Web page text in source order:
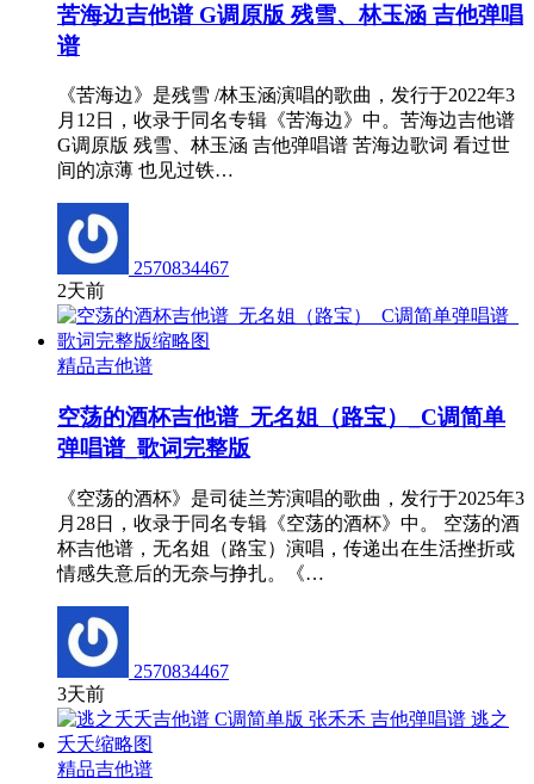
苦海边吉他谱 G调原版 残雪、林玉涵 吉他弹唱
谱
《苦海边》是残雪 /林玉涵演唱的歌曲，发行于2022年3
月12日，收录于同名专辑《苦海边》中。苦海边吉他谱
G调原版 残雪、林玉涵 吉他弹唱谱 苦海边歌词 看过世
间的凉薄 也见过铁…
2570834467
2天前
精品吉他谱
空荡的酒杯吉他谱_无名姐（路宝）_C调简单
弹唱谱_歌词完整版
《空荡的酒杯》是司徒兰芳演唱的歌曲，发行于2025年3
月28日，收录于同名专辑《空荡的酒杯》中。 空荡的酒
杯吉他谱，无名姐（路宝）演唱，传递出在生活挫折或
情感失意后的无奈与挣扎。《…
2570834467
3天前
精品吉他谱